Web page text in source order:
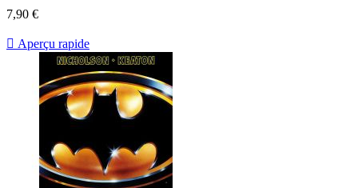
Prix
7,90 €
 Aperçu rapide